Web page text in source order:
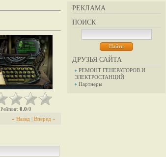
РЕКЛАМА
ПОИСК
ДРУЗЬЯ САЙТА
РЕМОНТ ГЕНЕРАТОРОВ И
ЭЛЕКТРОСТАНЦИЙ
Партнеры
Рейтинг: 0.0/0
« Назад | Вперед »